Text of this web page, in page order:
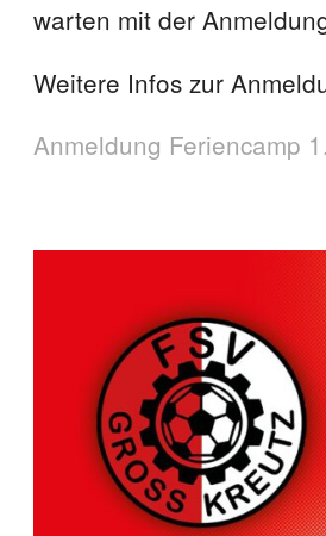
warten mit der
Weitere Infos zur
Anmeldung Feriencamp